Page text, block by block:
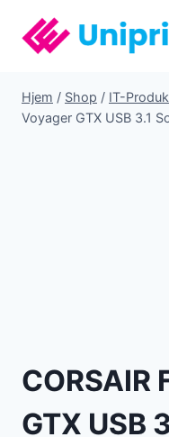
indhold
Hjem / Shop / IT-
Voyager GTX USB 3.1
CORSAIR
GTX USB